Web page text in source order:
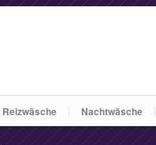
Reizwäsche Nachtwäsche